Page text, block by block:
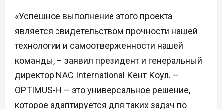
«Успешное выполнение этого проекта
является свидетельством прочности нашей
технологии и самоотверженности нашей
команды, – заявил президент и генеральный
директор NAC International Кент Коул. –
OPTIMUS-H – это универсальное решение,
которое адаптируется для таких задач по